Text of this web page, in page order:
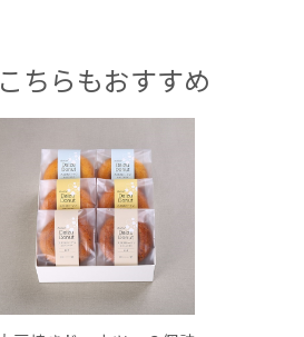
こちらもおすすめ